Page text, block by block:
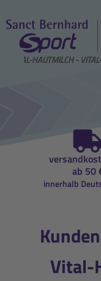
VITAL-HAUTMILCH -
ab 50
innerhalb
Vital-